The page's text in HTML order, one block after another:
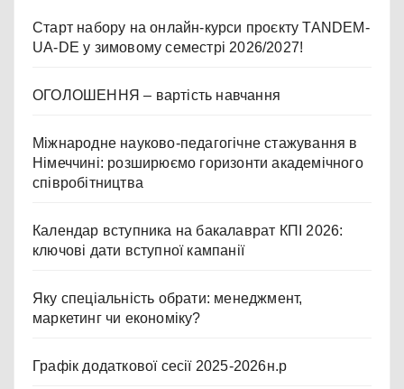
Старт набору на онлайн-курси проєкту TANDEM-
UA-DE у зимовому семестрі 2026/2027!
ОГОЛОШЕННЯ – вартість навчання
Міжнародне науково-педагогічне стажування в
Німеччині: розширюємо горизонти академічного
співробітництва
Календар вступника на бакалаврат КПІ 2026:
ключові дати вступної кампанії
Яку спеціальність обрати: менеджмент,
маркетинг чи економіку?
Графік додаткової сесії 2025-2026н.р